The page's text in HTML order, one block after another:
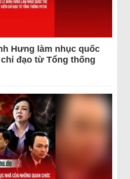
Hưng làm nhục quốc
đạo từ Tổng thống